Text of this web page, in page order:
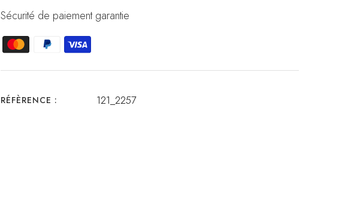
Sécurité de paiement garantie
RÉFÈRENCE : 121_2257